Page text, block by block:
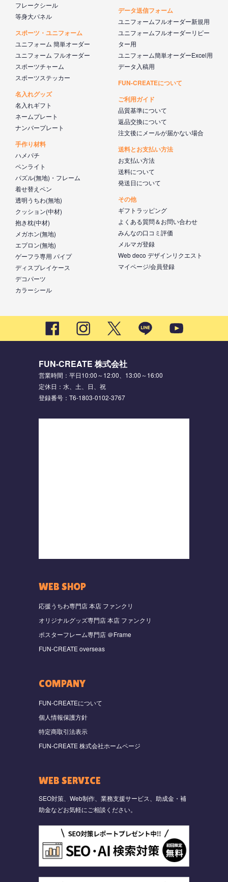
フレークシール
等身大パネル
スポーツ・ユニフォーム
ユニフォーム 簡単オーダー
ユニフォーム フルオーダー
スポーツチャーム
スポーツステッカー
名入れグッズ
名入れギフト
ネームプレート
ナンバープレート
手作り材料
ハメパチ
ペンライト
パズル(無地)・フレーム
着せ替えペン
透明うちわ(無地)
クッション(中材)
抱き枕(中材)
メガホン(無地)
エプロン(無地)
ゲーフラ専用 パイプ
ディスプレイケース
デコパーツ
カラーシール
データ送信フォーム
ユニフォームフルオーダー新規用
ユニフォームフルオーダーリピー
ター用
ユニフォーム簡単オーダーExcel用
データ入稿用
FUN-CREATEについて
ご利用ガイド
品質基準について
返品交換について
注文後にメールが届かない場合
送料とお支払い方法
お支払い方法
送料について
発送日について
その他
ギフトラッピング
よくある質問＆お問い合わせ
みんなの口コミ評価
メルマガ登録
Web deco デザインリクエスト
マイページ/会員登録
FUN-CREATE 株式会社
営業時間：平日10:00～12:00、13:00～16:00
定休日：水、土、日、祝
登録番号：T6-1803-0102-3767
WEB SHOP
応援うちわ専門店 本店 ファンクリ
オリジナルグッズ専門店 本店 ファンクリ
ポスターフレーム専門店 ＠Frame
FUN-CREATE overseas
COMPANY
FUN-CREATEについて
個人情報保護方針
特定商取引法表示
FUN-CREATE 株式会社ホームページ
WEB SERVICE
SEO対策、Web制作、業務支援サービス、助成金・補
助金などお気軽にご相談ください。